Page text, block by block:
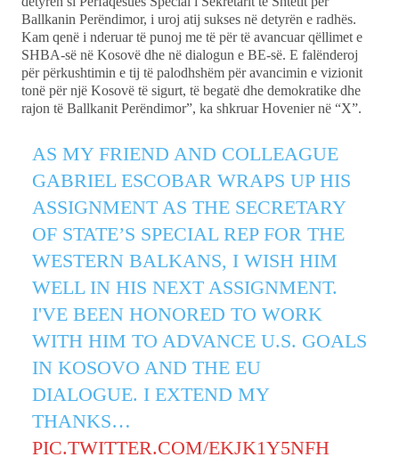
Ballkanin Perëndimor, i uroj atij sukses në detyrën e radhës.
Kam qenë i nderuar të punoj me të për të avancuar qëllimet e
SHBA-së në Kosovë dhe në dialogun e BE-së. E falënderoj
për përkushtimin e tij të palodhshëm për avancimin e vizionit
tonë për një Kosovë të sigurt, të begatë dhe demokratike dhe
rajon të Ballkanit Perëndimor”, ka shkruar Hovenier në “X”.
AS MY FRIEND AND COLLEAGUE
GABRIEL ESCOBAR WRAPS UP HIS
ASSIGNMENT AS THE SECRETARY
OF STATE’S SPECIAL REP FOR THE
WESTERN BALKANS, I WISH HIM
WELL IN HIS NEXT ASSIGNMENT.
I'VE BEEN HONORED TO WORK
WITH HIM TO ADVANCE U.S. GOALS
IN KOSOVO AND THE EU
DIALOGUE. I EXTEND MY
THANKS…
PIC.TWITTER.COM/EKJK1Y5NFH